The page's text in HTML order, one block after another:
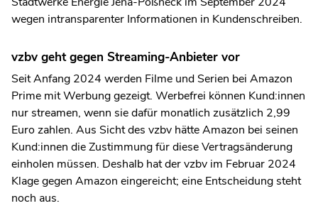
wegen intransparenter Informationen in Kundenschreiben.
vzbv geht gegen Streaming-Anbieter vor
Seit Anfang 2024 werden Filme und Serien bei Amazon
Prime mit Werbung gezeigt. Werbefrei können Kund:innen
nur streamen, wenn sie dafür monatlich zusätzlich 2,99
Euro zahlen. Aus Sicht des vzbv hätte Amazon bei seinen
Kund:innen die Zustimmung für diese Vertragsänderung
einholen müssen. Deshalb hat der vzbv im Februar 2024
Klage gegen Amazon eingereicht; eine Entscheidung steht
noch aus.